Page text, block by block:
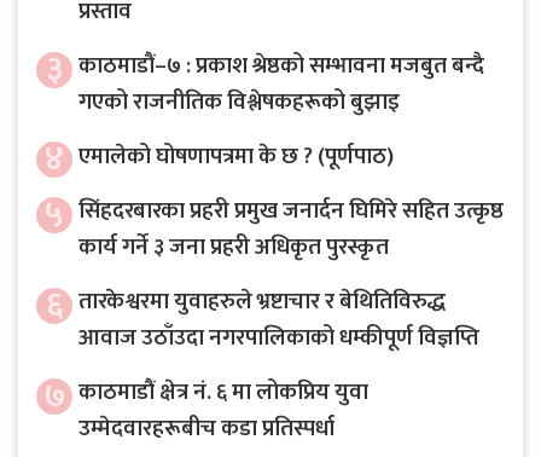
प्रस्ताव
३ काठमाडौं–७ : प्रकाश श्रेष्ठको सम्भावना मजबुत बन्दै
गएको राजनीतिक विश्लेषकहरूको बुझाइ
४ एमालेको घोषणापत्रमा के छ ? (पूर्णपाठ)
५ सिंहदरबारका प्रहरी प्रमुख जनार्दन घिमिरे सहित उत्कृष्ठ
कार्य गर्ने ३ जना प्रहरी अधिकृत पुरस्कृत
६ तारकेश्वरमा युवाहरुले भ्रष्टाचार र बेथितिविरुद्ध
आवाज उठाँउदा नगरपालिकाको धम्कीपूर्ण विज्ञप्ति
७ काठमाडौं क्षेत्र नं. ६ मा लोकप्रिय युवा
उम्मेदवारहरूबीच कडा प्रतिस्पर्धा